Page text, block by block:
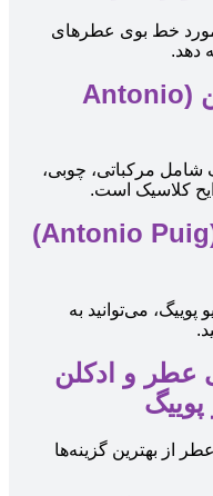
مورد خط بوی عطرهای
دهد.
انواع رایحه عطر و ادکلن (Antonio
شامل مرکباتی، چوبی،
کلاسیک است.
نمایندگی عطر و ادکلن (Antonio Puig)
پوییگ، می‌توانید به
عطر و ادکلن
از بهترین گزینه‌ها